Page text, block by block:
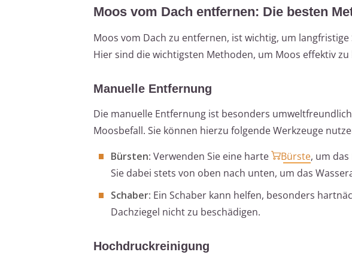
Moos vom Dach entfernen: Die besten
Moos vom Dach zu entfernen, ist wichtig, um
Hier sind die wichtigsten Methoden, um Moos effektiv zu
Manuelle Entfernung
Die manuelle Entfernung ist besonders
Moosbefall. Sie können hierzu folgende Werkzeuge
Bürsten: Verwenden Sie eine harte Bürste, um
Sie dabei stets von oben nach unten, um das
Schaber: Ein Schaber kann helfen, besonders
Dachziegel nicht zu beschädigen.
Hochdruckreinigung